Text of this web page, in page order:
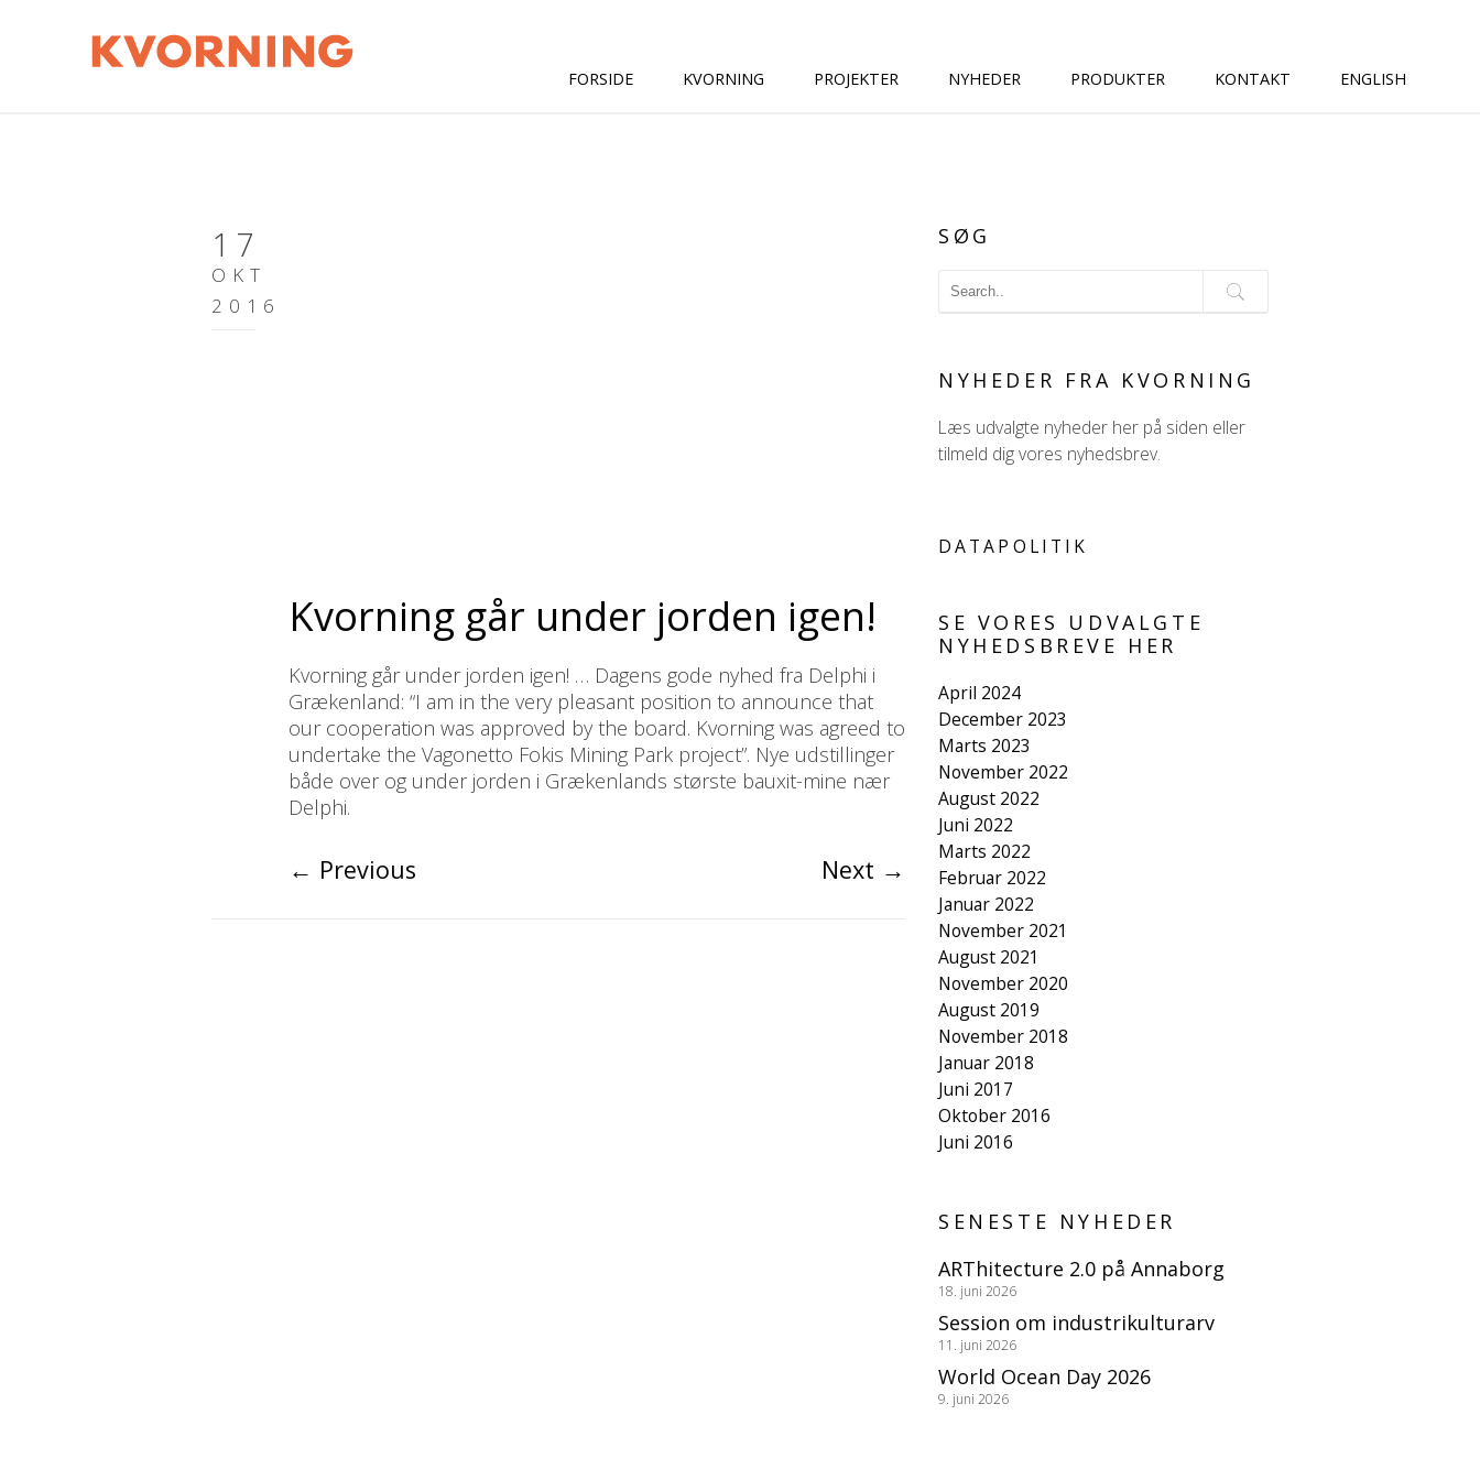
FORSIDE KVORNING PROJEKTER NYHEDER PRODUKTER KONTAKT ENGLISH
17
OKT
2016
Kvorning går under jorden igen!
Kvorning går under jorden igen! … Dagens gode nyhed fra Delphi i
Grækenland: “I am in the very pleasant position to announce that
our cooperation was approved by the board. Kvorning was agreed to
undertake the Vagonetto Fokis Mining Park project”. Nye udstillinger
både over og under jorden i Grækenlands største bauxit-mine nær
Delphi.
← Previous Next →
SØG
NYHEDER FRA KVORNING
Læs udvalgte nyheder her på siden eller
tilmeld dig vores nyhedsbrev.
DATAPOLITIK
SE VORES UDVALGTE
NYHEDSBREVE HER
April 2024
December 2023
Marts 2023
November 2022
August 2022
Juni 2022
Marts 2022
Februar 2022
Januar 2022
November 2021
August 2021
November 2020
August 2019
November 2018
Januar 2018
Juni 2017
Oktober 2016
Juni 2016
SENESTE NYHEDER
ARThitecture 2.0 på Annaborg
18. juni 2026
Session om industrikulturarv
11. juni 2026
World Ocean Day 2026
9. juni 2026